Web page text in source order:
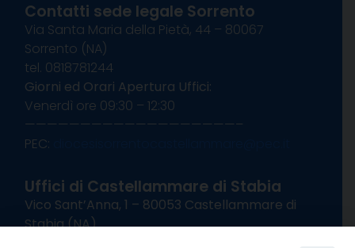
Contatti sede legale Sorrento
Via Santa Maria della Pietà, 44 – 80067
Sorrento (NA)
tel. 0818781244
Giorni ed Orari Apertura Uffici:
Venerdì ore 09:30 – 12:30
———————————————————–
PEC:
Uffici di Castellammare di Stabia
Vico Sant’Anna, 1 – 80053 Castellammare di
Stabia (NA)